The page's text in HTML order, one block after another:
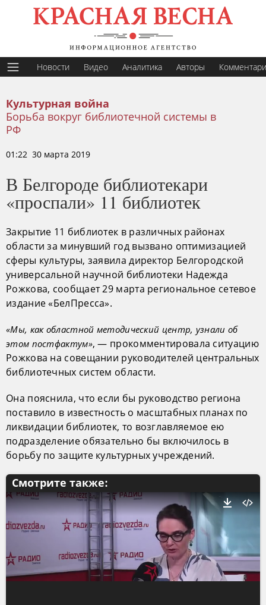
Новости Видео Аналитика Авторы
Культурная война
Борьба вокруг библиотечной системы в
РФ
01:22 30 марта 2019
В Белгороде библиотекари
«проспали» 11 библиотек
Закрытие 11 библиотек в различных районах
области за минувший год вызвано оптимизацией
сферы культуры, заявила директор Белгородской
универсальной научной библиотеки Надежда
Рожкова, сообщает 29 марта региональное сетевое
издание «БелПресса».
«Мы, как областной методический центр, узнали об
этом постфактум», — прокомментировала ситуацию
Рожкова на совещании руководителей центральных
библиотечных систем области.
Она пояснила, что если бы руководство региона
поставило в известность о масштабных планах по
ликвидации библиотек, то возглавляемое ею
подразделение обязательно бы включилось в
борьбу по защите культурных учреждений.
Смотрите также: